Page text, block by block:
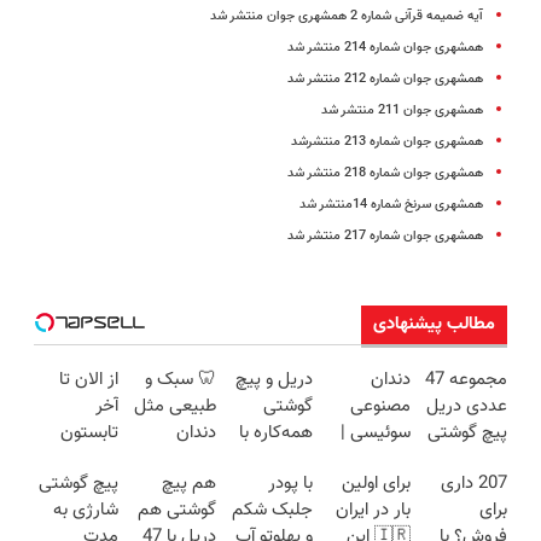
آیه ضمیمه قرآنی شماره 2 همشهری جوان منتشر شد
همشهری جوان شماره 214 منتشر شد
همشهری جوان شماره 212 منتشر شد
همشهری جوان 211 منتشر شد
همشهری جوان شماره 213 منتشرشد
همشهری جوان شماره 218 منتشر شد
همشهری سرنخ شماره 14منتشر شد
همشهری جوان شماره 217 منتشر شد
مطالب پیشنهادی
مجموعه 47
عددی دریل
پیچ گوشتی
(تخفیف به
مدت
دندان
مصنوعی
سوئیسی |
مقاوم،
طبیعی!
دریل و پیچ
گوشتی
همه‌کاره با
هوشمند ⚙️
(نصف
🦷 سبک و
طبیعی مثل
دندان
نصب آسان
و پرداخت
از الان تا
آخر
تابستون
12کیلو
چربی
207 داری
برای
برای اولین
بار در ایران
با پودر
جلبک شکم
هم پیچ
گوشتی هم
پیچ گوشتی
شارژی به